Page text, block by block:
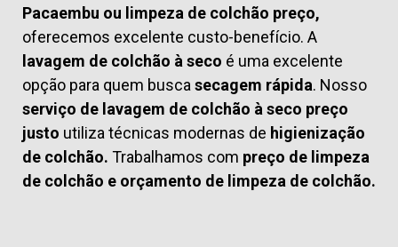
Pacaembu ou limpeza de colchão preço,
oferecemos excelente custo-benefício. A
lavagem de colchão à seco é uma excelente
opção para quem busca secagem rápida. Nosso
serviço de lavagem de colchão à seco preço
justo utiliza técnicas modernas de higienização
de colchão. Trabalhamos com preço de limpeza
de colchão e orçamento de limpeza de colchão.